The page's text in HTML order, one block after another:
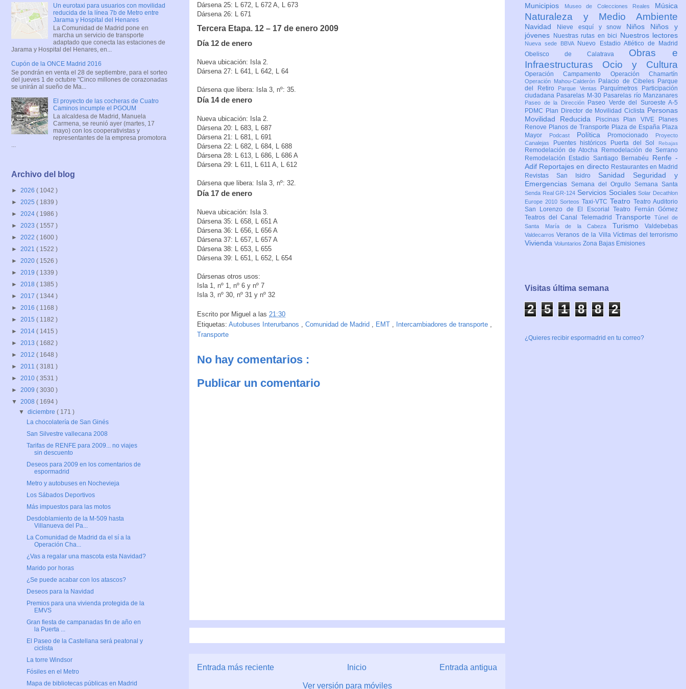
Dársena 25: L 672, L 672 A, L 673
Dársena 26: L 671
Tercera Etapa. 12 – 17 de enero 2009
Día 12 de enero
Nueva ubicación: Isla 2.
Dársena 27: L 641, L 642, L 64
Dársena que libera: Isla 3, nº: 35.
Día 14 de enero
Nueva ubicación: Isla 2.
Dársena 20: L 683, L 687
Dársena 21: L 681, L 691
Dársena 22: L 682, L 684, L 688
Dársena 28: L 613, L 686, L 686 A
Dársena 29: L 611, L 611 A, L 612
Dársena que libera: Isla 3, nº: 32.
Día 17 de enero
Nueva ubicación: Isla 3.
Dársena 35: L 658, L 651 A
Dársena 36: L 656, L 656 A
Dársena 37: L 657, L 657 A
Dársena 38: L 653, L 655
Dársena 39: L 651, L 652, L 654
Dársenas otros usos:
Isla 1, nº 1, nº 6 y nº 7
Isla 3, nº 30, nº 31 y nº 32
Escrito por Miguel a las 21:30
Etiquetas: Autobuses Interurbanos , Comunidad de Madrid , EMT , Intercambiadores de transporte ,
Transporte
No hay comentarios :
Publicar un comentario
Entrada más reciente Entrada antigua
Inicio
Ver versión para móviles
Un eurotaxi para usuarios con movilidad
reducida de la línea 7b de Metro entre
Jarama y Hospital del Henares
La Comunidad de Madrid pone en
marcha un servicio de transporte
adaptado que conecta las estaciones de
Jarama y Hospital del Henares, en...
Cupón de la ONCE Madrid 2016
Se pondrán en venta el 28 de septiembre, para el sorteo
del jueves 1 de octubre "Cinco millones de corazonadas
se unirán al sueño de Ma...
El proyecto de las cocheras de Cuatro
Caminos incumple el PGOUM
La alcaldesa de Madrid, Manuela
Carmena, se reunió ayer (martes, 17
mayo) con los cooperativistas y
representantes de la empresa promotora
...
Archivo del blog
► 2026 ( 1042 )
► 2025 ( 1839 )
► 2024 ( 1986 )
► 2023 ( 1557 )
► 2022 ( 1600 )
► 2021 ( 1522 )
► 2020 ( 1526 )
► 2019 ( 1339 )
► 2018 ( 1385 )
► 2017 ( 1344 )
► 2016 ( 1168 )
► 2015 ( 1182 )
► 2014 ( 1415 )
► 2013 ( 1682 )
► 2012 ( 1648 )
► 2011 ( 3181 )
► 2010 ( 3531 )
► 2009 ( 3030 )
▼ 2008 ( 1694 )
▼diciembre( 171 )
La chocolatería de San Ginés
San Silvestre vallecana 2008
Tarifas de RENFE para 2009... no viajes
sin descuento
Deseos para 2009 en los comentarios de
espormadrid
Metro y autobuses en Nochevieja
Los Sábados Deportivos
Más impuestos para las motos
Desdoblamiento de la M-509 hasta
Villanueva del Pa...
La Comunidad de Madrid da el sí a la
Operación Cha...
¿Vas a regalar una mascota esta Navidad?
Marido por horas
¿Se puede acabar con los atascos?
Deseos para la Navidad
Premios para una vivienda protegida de la
EMVS
Gran fiesta de campanadas fin de año en
la Puerta ...
El Paseo de la Castellana será peatonal y
ciclista
La torre Windsor
Fósiles en el Metro
Mapa de bibliotecas públicas en Madrid
Municipios Museo de Colecciones Reales Música
Naturaleza y Medio Ambiente
Navidad Nieve esquí y snow Niños Niños y
jóvenes
Nuestras rutas en bici Nuestros lectores
Nueva sede BBVA
Nuevo Estadio Atlético de Madrid
Obelisco de Calatrava Obras e
Infraestructuras Ocio y Cultura
Operación Campamento Operación Chamartín
Operación Mahou-Calderón Palacio de Cibeles Parque
del Retiro
Parque Ventas Parquímetros
Participación
ciudadana Pasarelas M-30 Pasarelas río Manzanares
Paseo de la Dirección
Paseo Verde del Suroeste A-5
PDMC Plan Director de Movilidad Ciclista Personas
Movilidad Reducida
Piscinas Plan VIVE
Planes
Renove Planos de Transporte Plaza de España Plaza
Mayor
Podcast Política Promocionado
Proyecto
Canalejas
Puentes históricos Puerta del Sol Rebajas
Remodelación de Atocha
Remodelación de Serrano
Remodelación Estadio Santiago Bernabéu Renfe -
Adif Reportajes en directo Restaurantes en Madrid
Revistas San Isidro Sanidad Seguridad y
Emergencias Semana del Orgullo Semana Santa
Senda Real GR-124 Servicios SocialesSolar Decathlon
Europe 2010 Sorteos Taxi-VTC Teatro Teatro Auditorio
San Lorenzo de El EscorialTeatro Fernán Gómez
Teatros del Canal Telemadrid TransporteTúnel de
Santa María de la Cabeza Turismo Valdebebas
ValdecarrosVeranos de la VillaVíctimas del terrorismo
Vivienda Voluntarios Zona Bajas Emisiones
Visitas última semana
2 5 1 8 8 2
¿Quieres recibir espormadrid en tu correo?